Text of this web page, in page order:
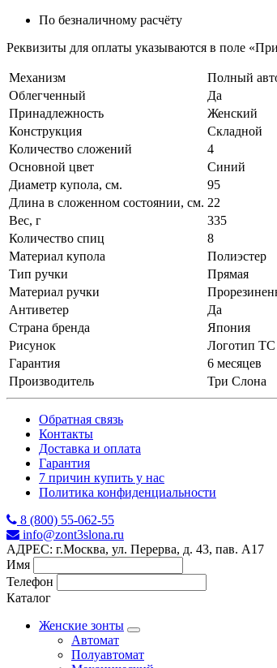
По безналичному расчёту
Реквизиты для оплаты указываются в поле
Механизм
Полный
Облегченный
Да
Принадлежность
Женский
Конструкция
Складной
Количество сложений
4
Основной цвет
Синий
Диаметр купола, см.
95
Длина в сложенном состоянии, см. 22
Вес, г
335
Количество спиц
8
Материал купола
Полиэстер
Тип ручки
Прямая
Материал ручки
Антиветер
Да
Страна бренда
Япония
Рисунок
Логотип ТС
Гарантия
6 месяцев
Производитель
Три Слона
Обратная связь
Контакты
Доставка и оплата
Гарантия
7 причин купить у нас
Политика конфиденциальности
8 (800) 55-062-55
info@zont3slona.ru
АДРЕС: г.Москва, ул. Перерва, д. 43, пав. А17
Имя
Телефон
Каталог
Женские зонты
Автомат
Полуавтомат